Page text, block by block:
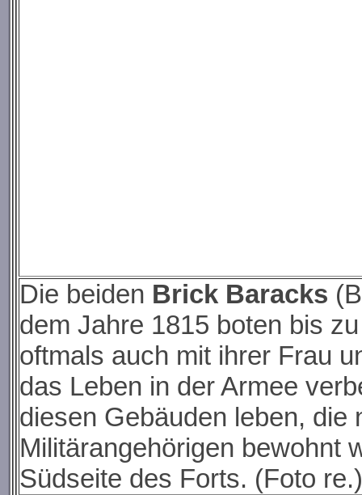
Die beiden Brick Baracks
dem Jahre 1815 boten bis
oftmals auch mit ihrer Frau
das Leben in der Armee
diesen Gebäuden leben, die
Militärangehörigen bewohnt
Südseite des Forts. (Foto re.)